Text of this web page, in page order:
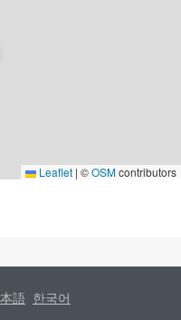
Leaflet | ©OSMcontributors
語 한국어